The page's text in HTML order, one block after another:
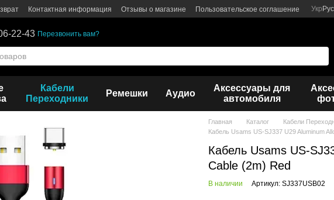
Контактная информация Отзывы о магазине Пользовательское соглашение Укр Рус
22-43 Перезвонить вам?
Кабели
Переходники
Ремешки Аудио
Аксессуары для
автомобиля
Главная Каталог Кабели
Кабель Usams US-SJ337 U29 Aluminum
Кабель Usams US-
Cable (2m) Red
В наличии Артикул: SJ337USB02